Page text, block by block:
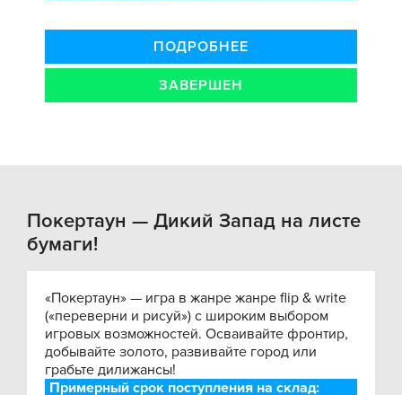
ПОДРОБНЕЕ
ЗАВЕРШЕН
Покертаун — Дикий Запад на листе
бумаги!
«Покертаун» — игра в жанре жанре flip & write
(«переверни и рисуй») с широким выбором
игровых возможностей. Осваивайте фронтир,
добывайте золото, развивайте город или
грабьте дилижансы!
Примерный срок поступления на склад: